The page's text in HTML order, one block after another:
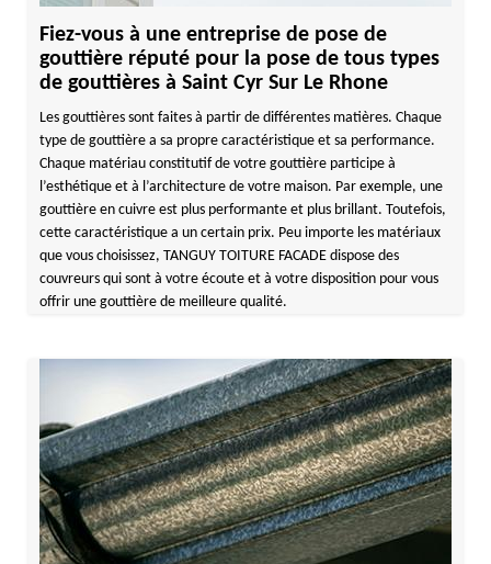
Fiez-vous à une entreprise de pose de
gouttière réputé pour la pose de tous types
de gouttières à Saint Cyr Sur Le Rhone
Les gouttières sont faites à partir de différentes matières. Chaque
type de gouttière a sa propre caractéristique et sa performance.
Chaque matériau constitutif de votre gouttière participe à
l’esthétique et à l’architecture de votre maison. Par exemple, une
gouttière en cuivre est plus performante et plus brillant. Toutefois,
cette caractéristique a un certain prix. Peu importe les matériaux
que vous choisissez, TANGUY TOITURE FACADE dispose des
couvreurs qui sont à votre écoute et à votre disposition pour vous
offrir une gouttière de meilleure qualité.